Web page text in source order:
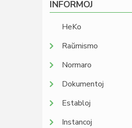
INFORMOJ
HeKo
Raŭmismo
Normaro
Dokumentoj
Establoj
Instancoj